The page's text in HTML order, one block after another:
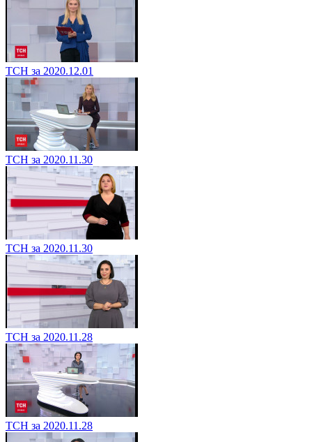
ТСН за 2020.12.01
ТСН за 2020.11.30
ТСН за 2020.11.30
ТСН за 2020.11.28
ТСН за 2020.11.28